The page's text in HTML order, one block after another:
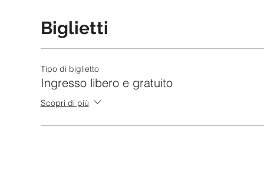
Biglietti
Tipo di biglietto
Ingresso libero e gratuito
Scopri di più